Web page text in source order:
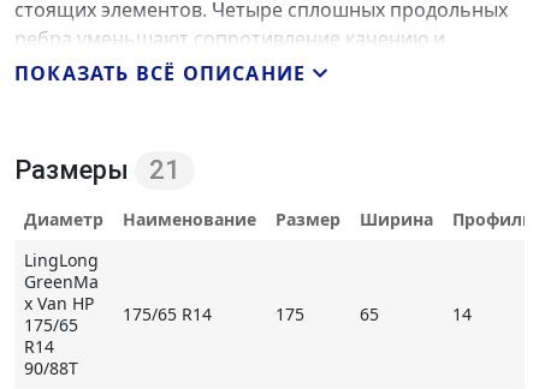
стоящих элементов. Четыре сплошных продольных
ребра уменьшают сопротивление качению и
замедляют процесс истирания за счет более
эти свойства, а также обеспечивают более
стабильное сцепление и повышают точность
управления при маневрировании.
Основные особенности LingLong GreenMax Van HP
- усиленный каркас и брекер повышают
грузоподъемность шины и увеличивают ее
ПОКАЗАТЬ ВСЁ ОПИСАНИЕ
Размеры 21
Диаметр Наименование Размер Ширина
Профиль
LingLong
GreenMa
x Van HP
175/65
R14
90/88T
175/65 R14 175 65 14